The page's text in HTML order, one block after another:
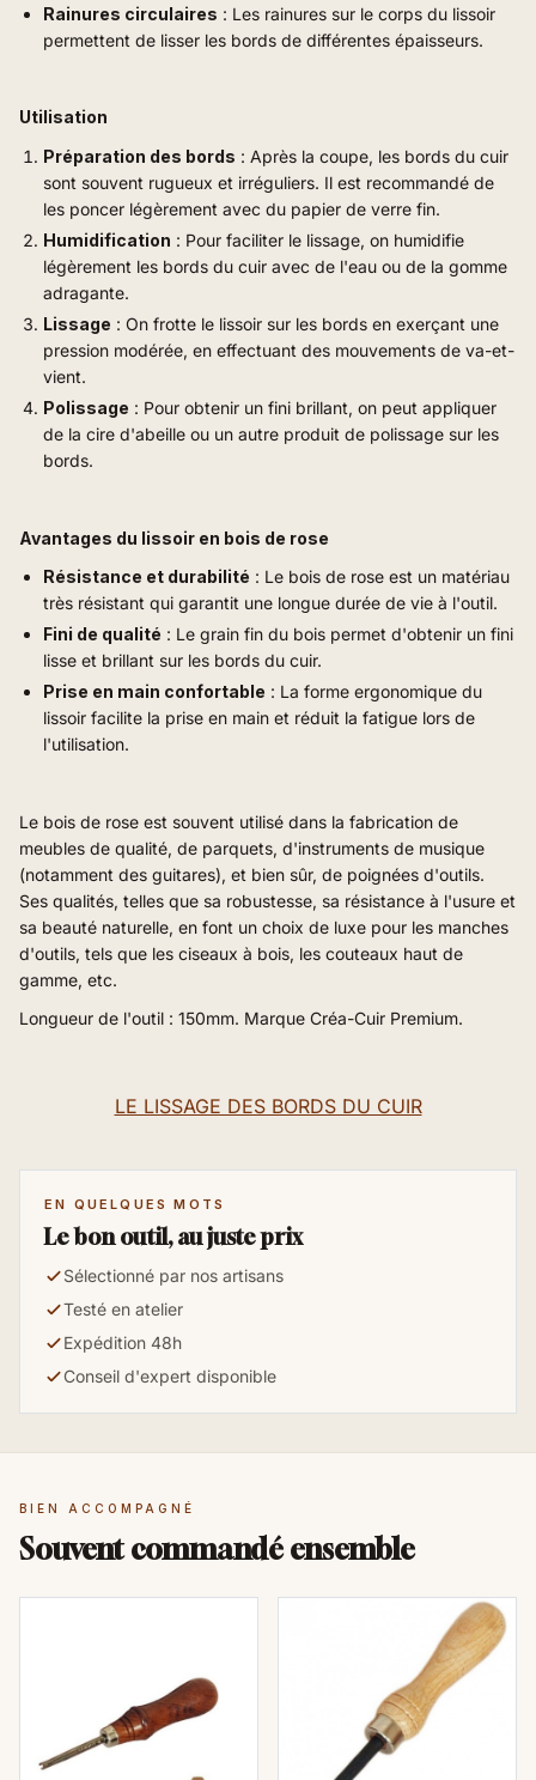
Rainures circulaires : Les rainures sur le corps du lissoir
permettent de lisser les bords de différentes épaisseurs.
Utilisation
Préparation des bords : Après la coupe, les bords du cuir
sont souvent rugueux et irréguliers. Il est recommandé de
les poncer légèrement avec du papier de verre fin.
Humidification : Pour faciliter le lissage, on humidifie
légèrement les bords du cuir avec de l'eau ou de la gomme
adragante.
Lissage : On frotte le lissoir sur les bords en exerçant une
pression modérée, en effectuant des mouvements de va-et-
vient.
Polissage : Pour obtenir un fini brillant, on peut appliquer
de la cire d'abeille ou un autre produit de polissage sur les
bords.
Avantages du lissoir en bois de rose
Résistance et durabilité : Le bois de rose est un matériau
très résistant qui garantit une longue durée de vie à l'outil.
Fini de qualité : Le grain fin du bois permet d'obtenir un fini
lisse et brillant sur les bords du cuir.
Prise en main confortable : La forme ergonomique du
lissoir facilite la prise en main et réduit la fatigue lors de
l'utilisation.
Le bois de rose est souvent utilisé dans la fabrication de
meubles de qualité, de parquets, d'instruments de musique
(notamment des guitares), et bien sûr, de poignées d'outils.
Ses qualités, telles que sa robustesse, sa résistance à l'usure et
sa beauté naturelle, en font un choix de luxe pour les manches
d'outils, tels que les ciseaux à bois, les couteaux haut de
gamme, etc.
Longueur de l'outil : 150mm. Marque Créa-Cuir Premium.
LE LISSAGE DES BORDS DU CUIR
EN QUELQUES MOTS
Le bon outil, au juste prix
Sélectionné par nos artisans
Testé en atelier
Expédition 48h
Conseil d'expert disponible
BIEN ACCOMPAGNÉ
Souvent commandé ensemble